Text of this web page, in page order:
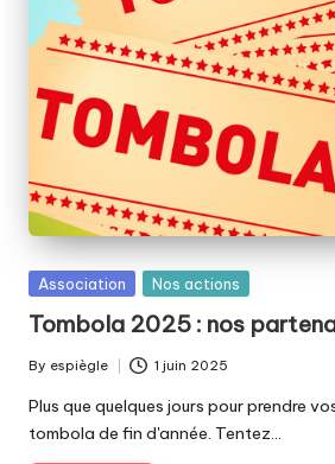
Posted
Association Nos actions
Tombola 2025 : nos
Posted
by
By espiègle 1 juin 2025
Plus que quelques jours pour prendre
tombola de fin d'année. Tentez…